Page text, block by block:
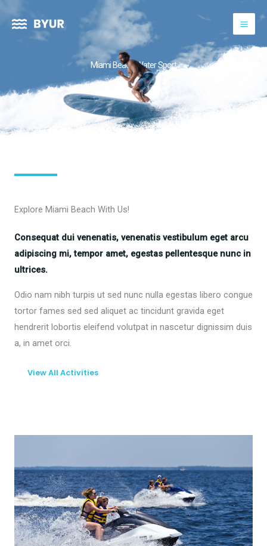
Miami Beach Water Sport
Explore Miami Beach With Us!
Consequat dui venenatis, venenatis vestibulum eget arcu
adipiscing mi, tempor amet, egestas pellentesque nunc in
ultrices.
Odio nam nibh turpis ut sed nunc nulla egestas libero congue
tortor fames sed sed aliquet ac tincidunt gravida eget
hendrerit lobortis eleifend volutpat in nascetur dignissim duis
a, in amet orci.
View All Activities